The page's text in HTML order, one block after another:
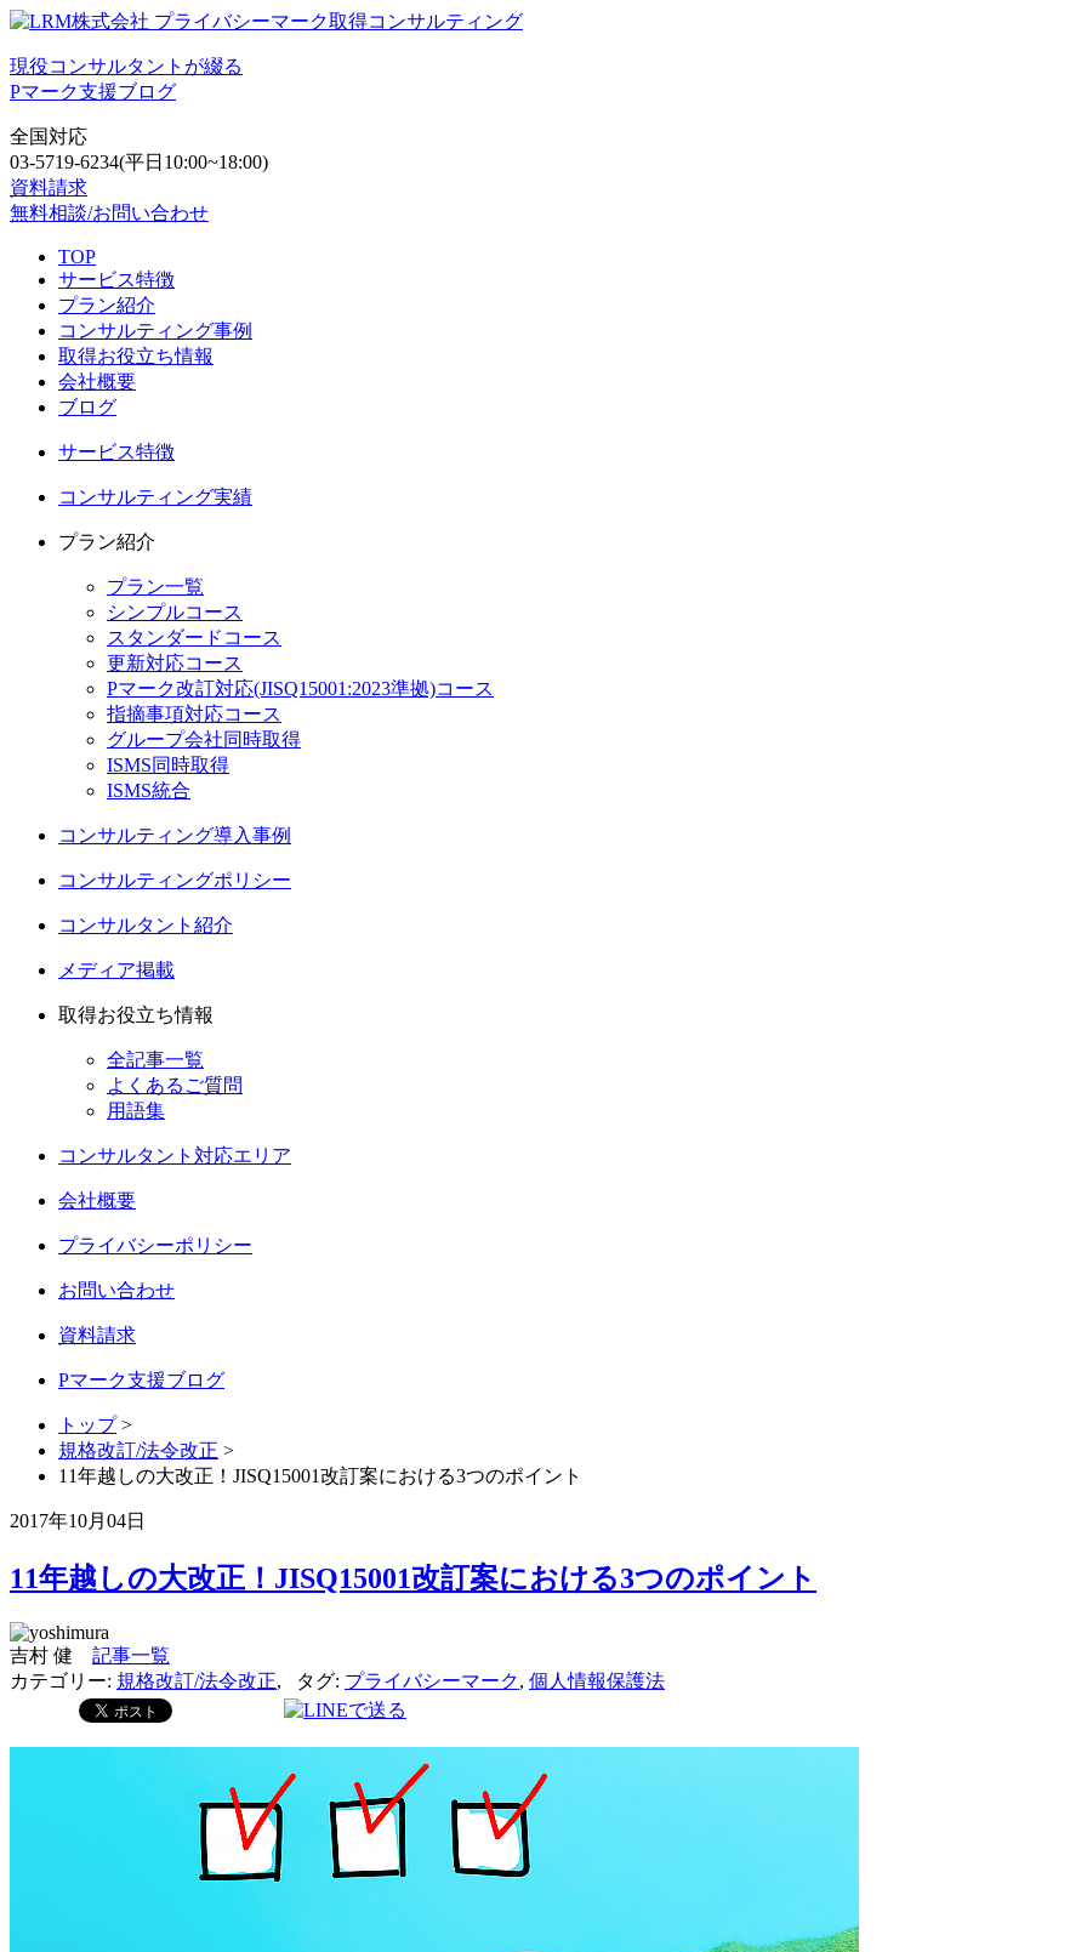
現役コンサルタントが綴る
Pマーク支援ブログ
全国対応
03-5719-6234(平日10:00~18:00)
資料請求
無料相談/お問い合わせ
TOP
サービス特徴
プラン紹介
コンサルティング事例
取得お役立ち情報
会社概要
ブログ
サービス特徴
コンサルティング実績
プラン紹介
プラン一覧
シンプルコース
スタンダードコース
更新対応コース
Pマーク改訂対応(JISQ15001:2023準拠)コース
指摘事項対応コース
グループ会社同時取得
ISMS同時取得
ISMS統合
コンサルティング導入事例
コンサルティングポリシー
コンサルタント紹介
メディア掲載
取得お役立ち情報
全記事一覧
よくあるご質問
用語集
コンサルタント対応エリア
会社概要
プライバシーポリシー
お問い合わせ
資料請求
Pマーク支援ブログ
トップ>
規格改訂/法令改正 >
11年越しの大改正！JISQ15001改訂案における3つのポイント
2017年10月04日
11年越しの大改正！JISQ15001改訂案における3つのポイント
吉村 健 記事一覧
カテゴリー: 規格改訂/法令改正, タグ: プライバシーマーク, 個人情報保護法